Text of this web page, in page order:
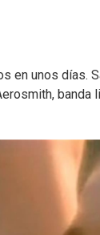
en unos días.
banda